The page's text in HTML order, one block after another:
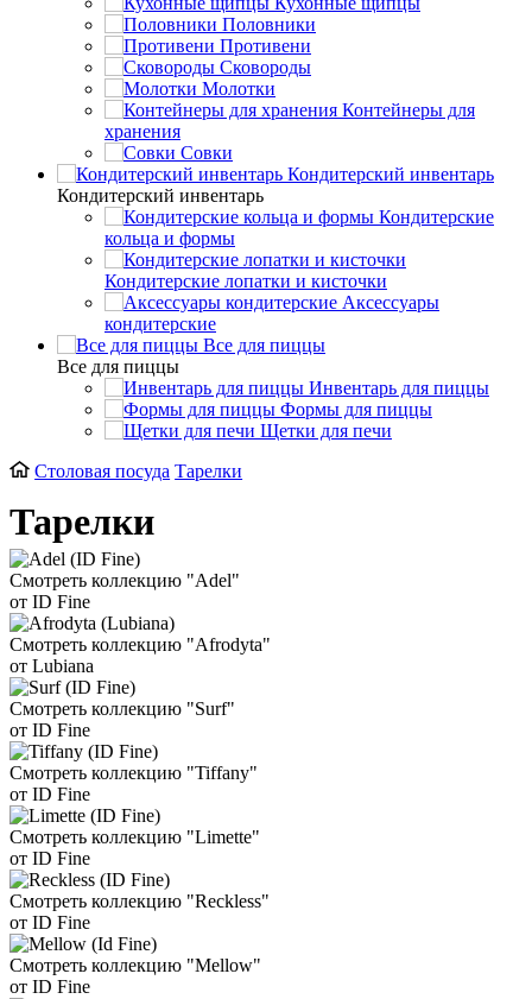
Половники
Противени
Сковороды
Молотки
Контейнеры для
хранения
Совки
Кондитерский инвентарь
Кондитерский инвентарь
Кондитерские
кольца и формы
Кондитерские лопатки и кисточки
Аксессуары
кондитерские
Все для пиццы
Все для пиццы
Инвентарь для пиццы
Формы для пиццы
Щетки для печи
Столовая посуда Тарелки
Тарелки
Смотреть коллекцию "Adel"
от ID Fine
Смотреть коллекцию "Afrodyta"
от Lubiana
Смотреть коллекцию "Surf"
от ID Fine
Смотреть коллекцию "Tiffany"
от ID Fine
Смотреть коллекцию "Limette"
от ID Fine
Смотреть коллекцию "Reckless"
от ID Fine
Смотреть коллекцию "Mellow"
от ID Fine